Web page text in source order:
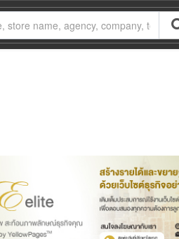
Exporter/Importer Service